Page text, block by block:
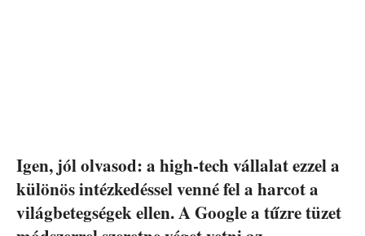
Igen, jól olvasod: a high-tech vállalat ezzel a
különös intézkedéssel venné fel a harcot a
világbetegségek ellen. A Google a tűzre tüzet